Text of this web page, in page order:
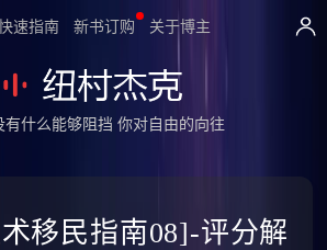
速指南 新书订购 关于博主
什么能够阻挡 你对自由的向往
移民指南08]-评分解